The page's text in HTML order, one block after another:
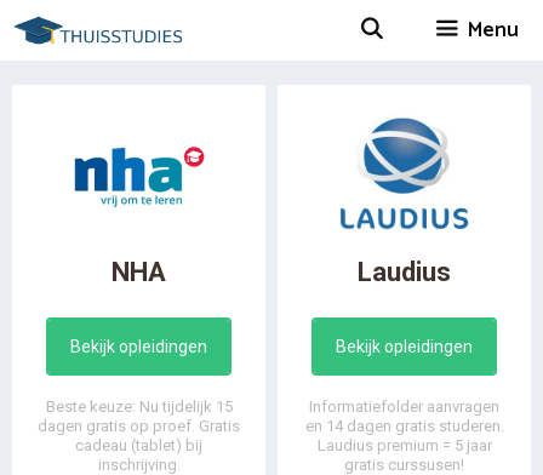
Spring
naar
Menu
NHA
Bekijk opleidingen
Beste keuze: Nu tijdelijk 15
dagen gratis op proef. Gratis
cadeau (tablet) bij
inschrijving.
Laudius
Bekijk opleidingen
Informatiefolder aanvragen
en 14 dagen gratis studeren.
Laudius premium = 5 jaar
gratis curssusen!